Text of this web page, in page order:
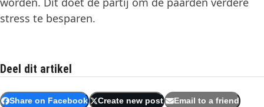
stress te besparen.
Deel dit artikel
Share on Facebook Create new post Email to a friend